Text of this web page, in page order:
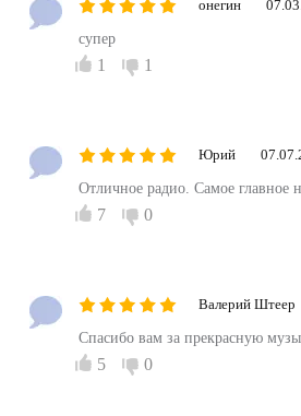
онегин
супер
1 1
Юрий
Отличное радио. Самое главное
7 0
Валерий Штеер
Спасибо вам за прекрасную
5 0